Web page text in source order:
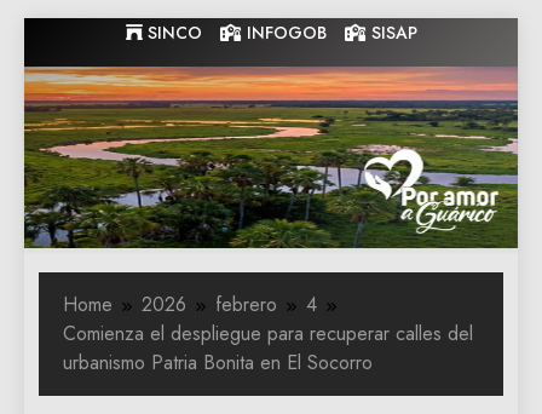
to
content
SINCO INFOGOB SISAP
Gobernacion
de Guarico
Gobernacion de Guarico
Home 2026 febrero
4
Comienza el despliegue para recuperar calles del
urbanismo Patria Bonita en El Socorro